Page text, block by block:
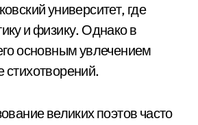
университет, где
и физику. Однако в
основным увлечением
стихотворений.
великих поэтов часто